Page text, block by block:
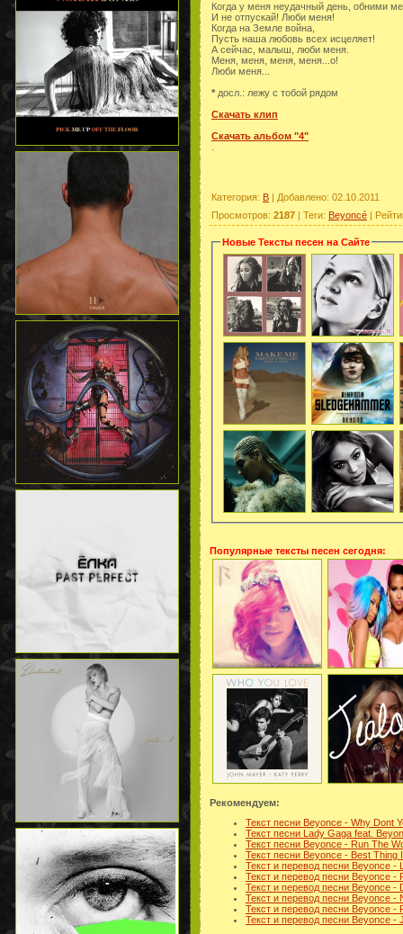
Когда у меня неудачный день, обними
И не отпускай! Люби меня!
Когда на Земле война,
Пусть наша любовь всех исцеляет!
А сейчас, малыш, люби меня.
Меня, меня, меня, меня...о!
Люби меня...
* досл.: лежу с тобой рядом
Скачать клип
Скачать альбом "4"
Категория: B Добавлено: 02.10.2011
Просмотров: 2187 Теги: Beyoncé
Новые Тексты песен на Сайте
Популярные тексты песен сегодня:
Рекомендуем:
Текст песни Beyonce - Why Dont
Текст песни Lady Gaga feat.
Текст песни Beyonce - Run The
Текст песни Beyonce - Best Thing
Текст и перевод песни Beyonce -
Текст и перевод песни Beyonce -
Текст и перевод песни Beyonce -
Текст и перевод песни Beyonce -
Текст и перевод песни Beyonce -
Текст и перевод песни Beyonce -